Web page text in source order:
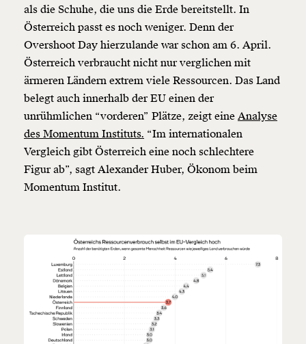
Veränderung
als die Schuhe, die uns die Erde bereitstellt. In
Österreich passt es noch weniger. Denn der
Overshoot Day hierzulande war schon am 6. April.
Österreich verbraucht nicht nur verglichen mit
ärmeren Ländern extrem viele Ressourcen. Das Land
belegt auch innerhalb der EU einen der
unrühmlichen “vorderen” Plätze, zeigt eine Analyse
des Momentum Instituts. “Im internationalen
Vergleich gibt Österreich eine noch schlechtere
Figur ab”, sagt Alexander Huber, Ökonom beim
Momentum Institut.